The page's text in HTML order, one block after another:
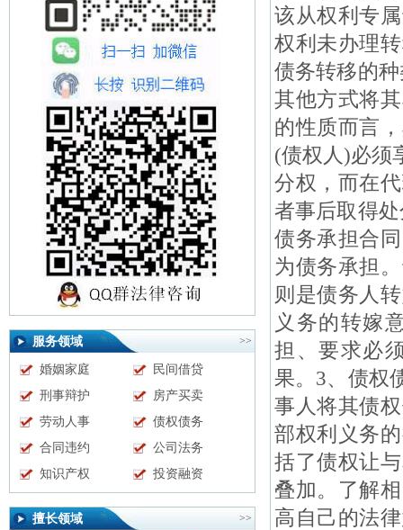
服务领域 >>
婚姻家庭
民间借贷
刑事辩护
房产买卖
劳动人事
债权债务
合同违约
公司法务
知识产权
投资融资
擅长领域 >>
该从权利专
权利未办理
债务转移的
其他方式将
的性质而言
(债权人)必须
分权，而在
者事后取得
债务承担合
为债务承担
则是债务人
义务的转嫁
担、要求必
果。3、债权
事人将其债
部权利义务
括了债权让
叠加。了解
高自己的法